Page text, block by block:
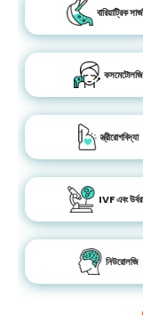
বারিয়াট্রিক
কসমেটোলজি
স্ত্রীরোগবিদ্যা
IVF এবং
নিউরোলজি